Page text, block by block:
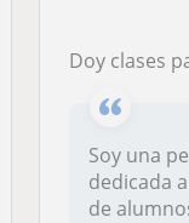
Doy clases
Soy una
dedicada
de